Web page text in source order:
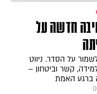
חדשה על
על הסדר. ניווט
קשר וביטחון –
ברגע האמת